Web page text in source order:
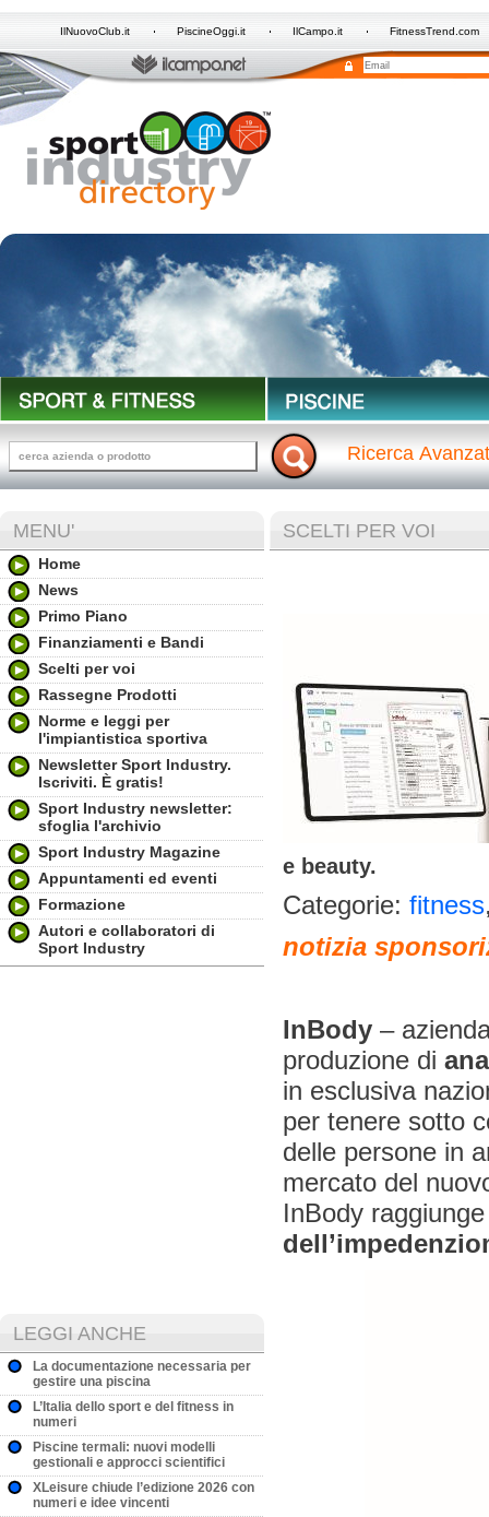
IlNuovoClub.it PiscineOggi.it IlCampo.it FitnessTrend.com
Ricerca
MENU'
Home
News
Primo Piano
Finanziamenti e Bandi
Scelti per voi
Rassegne Prodotti
Norme e leggi per
l'impiantistica sportiva
Newsletter Sport Industry.
Iscriviti. È gratis!
Sport Industry newsletter:
sfoglia l'archivio
Sport Industry Magazine
Appuntamenti ed eventi
Formazione
Autori e collaboratori di
Sport Industry
LEGGI ANCHE
La documentazione necessaria per
gestire una piscina
L’Italia dello sport e del fitness in
numeri
Piscine termali: nuovi modelli
gestionali e approcci scientifici
XLeisure chiude l’edizione 2026 con
numeri e idee vincenti
SCELTI PER VOI
e beauty.
Categorie: fitness
notizia
InBody –
produzione di
in esclusiva
per tenere sotto
delle persone in
mercato del
InBody